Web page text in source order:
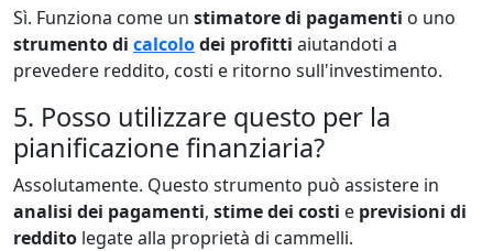
Sì. Funziona come un stimatore di pagamenti o uno
strumento di calcolodei profitti aiutandoti a
prevedere reddito, costi e ritorno sull'investimento.
5. Posso utilizzare questo per la
pianificazione finanziaria?
Assolutamente. Questo strumento può assistere in
analisi dei pagamenti, stime dei costi e previsioni di
reddito legate alla proprietà di cammelli.